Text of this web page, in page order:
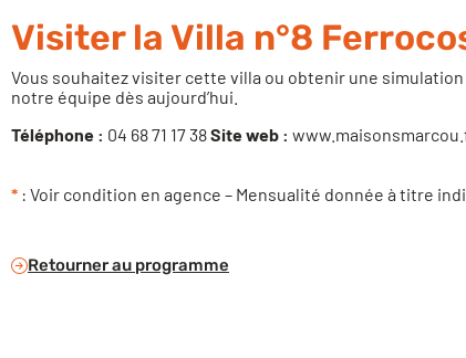
Visiter la Villa n°8
Vous souhaitez visiter cette villa ou obtenir une
notre équipe dès aujourd’hui.
Téléphone : 04 68 71 17 38Site web :
* : Voir condition en agence – Mensualité donnée à titre
Retourner au programme